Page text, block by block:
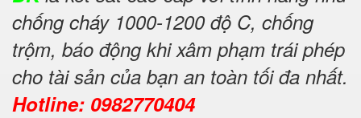
chống cháy 1000-1200 độ C, chống
trộm, báo động khi xâm phạm trái phép
cho tài sản của bạn an toàn tối đa nhất.
Hotline: 0982770404